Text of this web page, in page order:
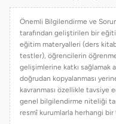
Önemli Bilgilendirme ve
tarafından geliştirilen bir
eğitim materyalleri (ders
testler), öğrencilerin
gelişimlerine katkı sağlamak
doğrudan kopyalanması
kavranması özellikle tavsiye
genel bilgilendirme niteliği
resmî kurumlarla herhangi bir